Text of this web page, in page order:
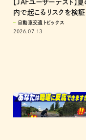
【JAFユーザーテスト】夏
内で起こるリスクを検証
自動車交通トピックス